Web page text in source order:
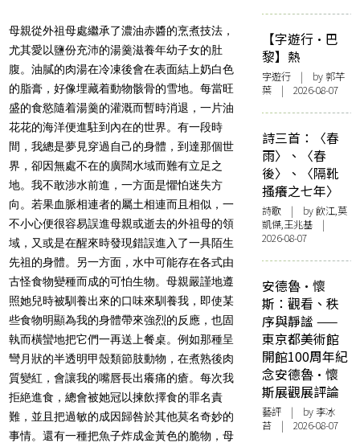
母親從外祖母處繼承了濃油赤醬的烹煮技法，
尤其愛以鹽份充沛的湯羹滋養年幼子女的肚
腹。油膩的肉湯在冷凍後會在表面結上奶白色
的脂膏，好像埋藏着動物骸骨的雪地。每當旺
盛的食慾隨着湯羹的灌溉而暫時消退，一片油
花花的海洋便進駐到內在的世界。有一段時
間，我總是夢見穿過自己的身體，到達那個世
界，卻因無處不在的廣闊水域而難有立足之
地。我不敢涉水前進，一方面是懼怕迷失方
向。若果血脈相連者的屬土相連而且相似，一
不小心便很容易誤進母親或逝去的外祖母的領
域，又或是在醒來時發現錯誤進入了一具陌生
先祖的身體。另一方面，水中可能存在各式由
古怪食物變種而成的可怕生物。母親嚴謹地遵
照她兒時被馴養出來的口味來馴養我，即使某
些食物明顯為我的身體帶來強烈的反應，也固
執而橫蠻地把它們一再送上餐桌。例如那種呈
彎月狀的半透明甲殼類節肢動物，在煮熟後肉
質變紅，會讓我的嘴唇長出癢痛的瘡。每次我
拒絶進食，總會被她冠以揀飲擇食的罪名責
難，並且把過敏的成因歸咎於其他莫名奇妙的
事情。還有一種把魚子炸成金黃色的脆物，母
【字遊行·巴
黎】熱
字遊行 | by 郭芊
葉 | 2026-08-07
詩三首：〈春
雨〉、〈春
後〉、〈隔靴
搔癢之七年〉
詩歌 | by 飲江,莫
凱傑,王兆基 |
2026-08-07
安德魯·懷
斯：觀看、秩
序與靜謐 ——
東京都美術館
開館100周年紀
念安德魯·懷
斯展觀展評論
藝評 | by 李冰
苔 | 2026-08-07